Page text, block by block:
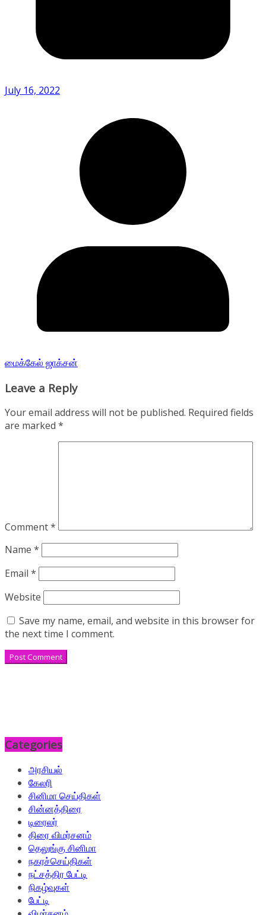
July 16, 2022
மைக்கேல் ஜாக்சன்
Leave a Reply
Your email address will not be published. Required fields
are marked *
Comment*
Name *
Email *
Website
Save my name, email, and website in this browser for
the next time I comment.
Categories
அரசியல்
கேலரி
சினிமா செய்திகள்
சின்னத்திரை
டிரைலர்
திரை விமர்சனம்
தெலுங்கு சினிமா
நகரச்செய்திகள்
நட்சத்திர பேட்டி
நிகழ்வுகள்
பேட்டி